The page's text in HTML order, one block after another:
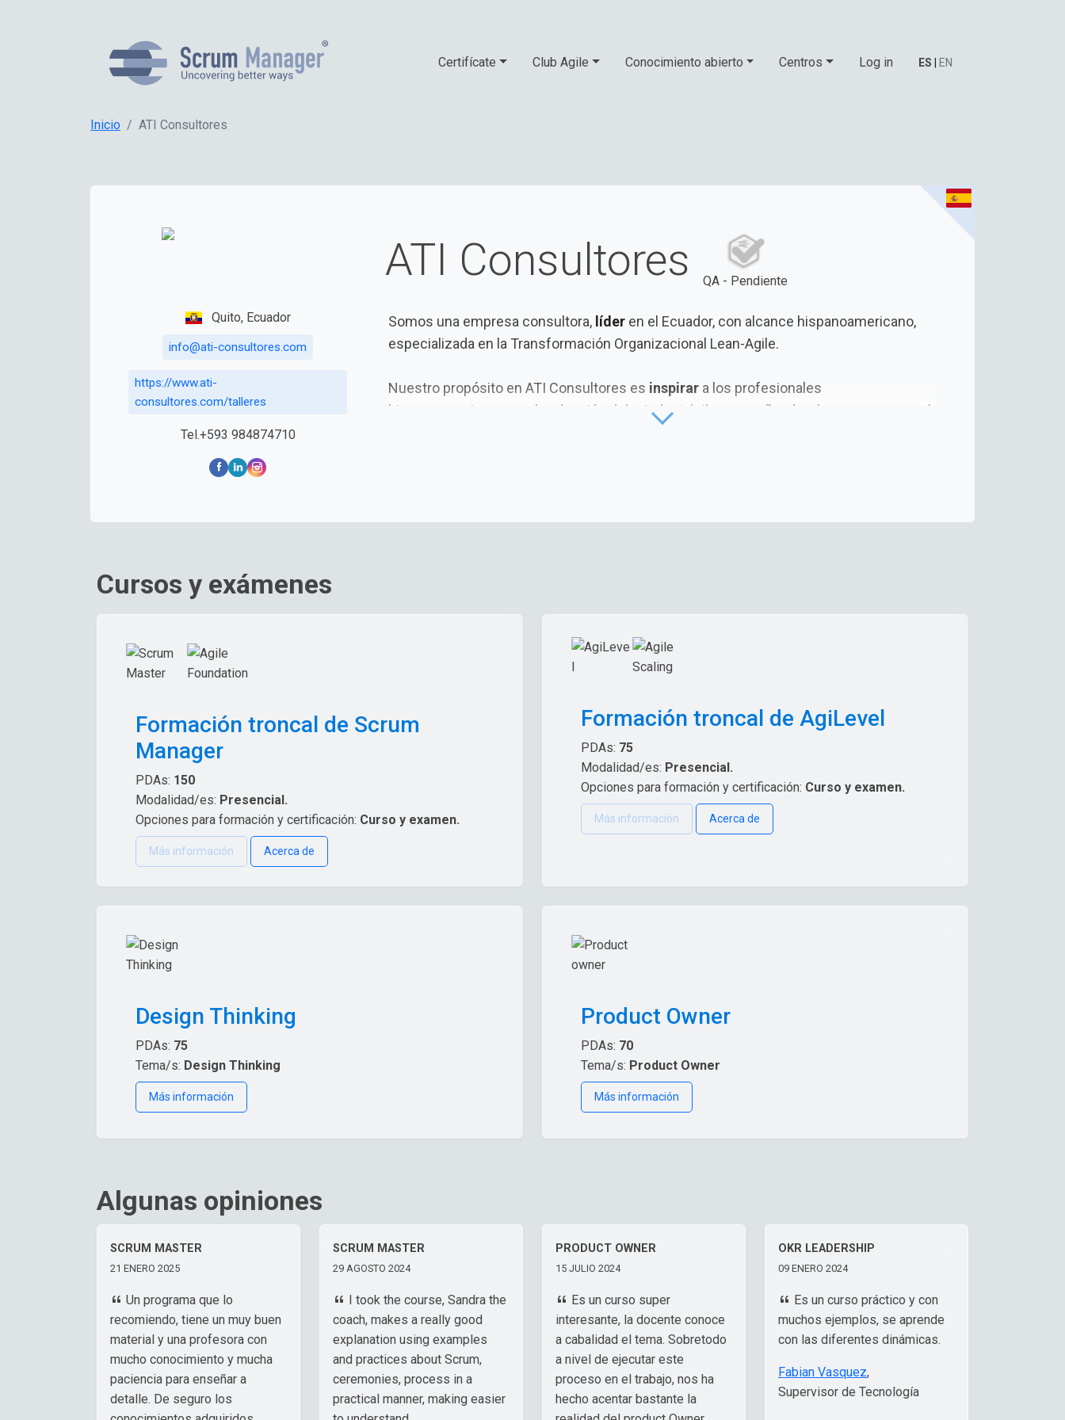
Certifícate Club Agile Conocimiento abierto Centros Log in ES EN
Inicio ATI Consultores
Quito, Ecuador
info@ati-consultores.com
https://www.ati-
consultores.com/talleres
Tel.+593 984874710
ATI Consultores QA - Pendiente
Somos una empresa consultora, líder en el Ecuador, con alcance hispanoamericano,
especializada en la Transformación Organizacional Lean-Agile.
Nuestro propósito en ATI Consultores es inspirar a los profesionales
hispanoamericanos en la adopción del mindset ágil, acompañando a las personas en el
Cursos y exámenes
Formación troncal de Scrum
Manager
PDAs: 150
Modalidad/es: Presencial.
Opciones para formación y certificación: Curso y examen.
Más información Acerca de
Formación troncal de AgiLevel
PDAs: 75
Modalidad/es: Presencial.
Opciones para formación y certificación: Curso y examen.
Más información Acerca de
Design Thinking
PDAs: 75
Tema/s: Design Thinking
Más información
Product Owner
PDAs: 70
Tema/s: Product Owner
Más información
Algunas opiniones
SCRUM MASTER
21 ENERO 2025
Un programa que lo
recomiendo, tiene un muy buen
material y una profesora con
mucho conocimiento y mucha
paciencia para enseñar a
detalle. De seguro los
SCRUM MASTER
29 AGOSTO 2024
I took the course, Sandra the
coach, makes a really good
explanation using examples
and practices about Scrum,
ceremonies, process in a
practical manner, making easier
PRODUCT OWNER
15 JULIO 2024
Es un curso super
interesante, la docente conoce
a cabalidad el tema. Sobretodo
a nivel de ejecutar este
proceso en el trabajo, nos ha
hecho acentar bastante la
OKR LEADERSHIP
09 ENERO 2024
Es un curso práctico y con
muchos ejemplos, se aprende
con las diferentes dinámicas.
Fabian Vasquez,
Supervisor de Tecnología